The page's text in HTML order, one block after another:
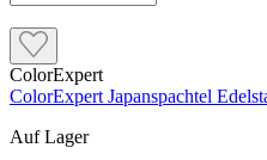
ColorExpert
ColorExpert Japanspachtel
Auf Lager